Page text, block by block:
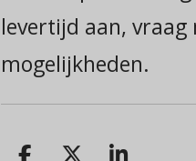
levertijd aan, vraag
mogelijkheden.